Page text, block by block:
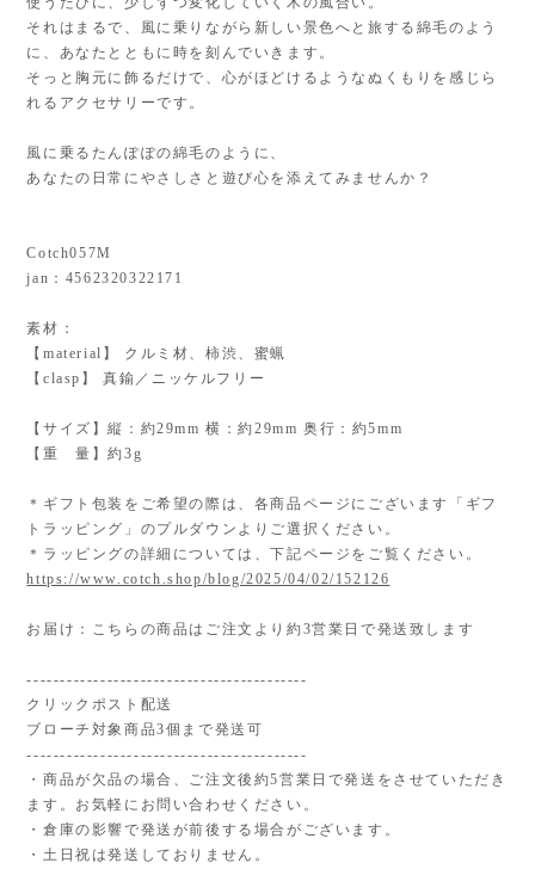
それはまるで、風に乗りながら新しい景色へと旅する綿毛のよう
に、あなたとともに時を刻んでいきます。
そっと胸元に飾るだけで、心がほどけるようなぬくもりを感じら
れるアクセサリーです。
風に乗るたんぽぽの綿毛のように、
あなたの日常にやさしさと遊び心を添えてみませんか？
Cotch057M
jan：4562320322171
素材：
【material】 クルミ材、柿渋、蜜蝋
【clasp】 真鍮／ニッケルフリー
【サイズ】縦：約29mm 横：約29mm 奥行：約5mm
【重 量】約3g
＊ギフト包装をご希望の際は、各商品ページにございます「ギフ
トラッピング」のプルダウンよりご選択ください。
＊ラッピングの詳細については、下記ページをご覧ください。
https://www.cotch.shop/blog/2025/04/02/152126
お届け：こちらの商品はご注文より約3営業日で発送致します
------------------------------------------
クリックポスト配送
ブローチ対象商品3個まで発送可
------------------------------------------
・商品が欠品の場合、ご注文後約5営業日で発送をさせていただき
ます。お気軽にお問い合わせください。
・倉庫の影響で発送が前後する場合がございます。
・土日祝は発送しておりません。